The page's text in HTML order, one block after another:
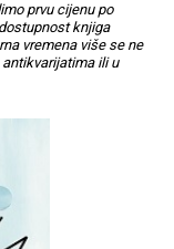
prvu cijenu po
knjiga
vremena više se ne
ili u